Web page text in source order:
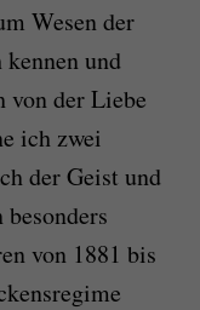
Wesen der
kennen und
von der Liebe
ich zwei
der Geist und
von 1881 bis